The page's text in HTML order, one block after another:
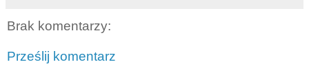
Brak komentarzy:
Prześlij komentarz